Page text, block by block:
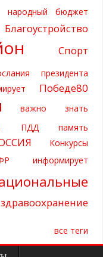
народный бюджет
Благоустройство
Спорт
президента
Победе80
важно знать
ПДД память
Конкурсы
информирует
здравоохранение
все теги